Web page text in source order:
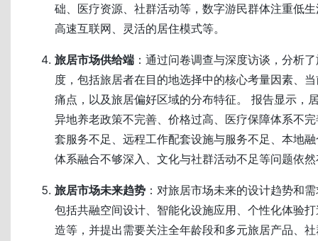
础、医疗资源、社群活动等，数字游民群体注重低
高速互联网、灵活的居住模式等。
旅居市场供给端 ：通过问卷调查与深度访谈，分析
度，包括旅居者在目的地选择中的核心考量因素、
痛点，以及旅居偏好区域的分布特征。 报告显示，
异地养老政策不完善、价格过高、医疗保障体系不
套服务不足、远程工作配套设施与服务不足、本地
体系融合不够深入、文化与社群活动不足等问题依
旅居市场未来趋势 ：对旅居市场未来的设计趋势和
包括共融空间设计、智能化设施应用、个性化体验
造等，并提出需要关注全年龄段和多元旅居产品、